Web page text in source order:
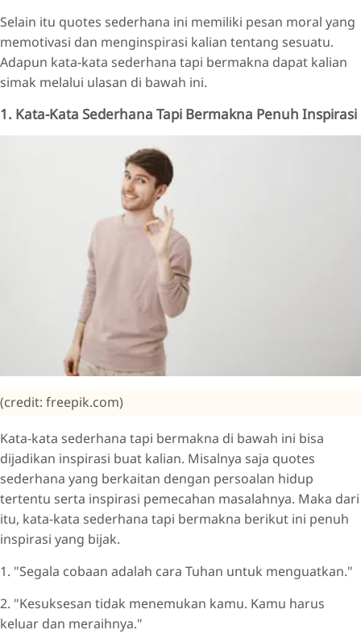
Selain itu quotes sederhana ini memiliki pesan moral yang
memotivasi dan menginspirasi kalian tentang sesuatu.
Adapun kata-kata sederhana tapi bermakna dapat kalian
simak melalui ulasan di bawah ini.
1. Kata-Kata Sederhana Tapi Bermakna Penuh Inspirasi
(credit: freepik.com)
Kata-kata sederhana tapi bermakna di bawah ini bisa
dijadikan inspirasi buat kalian. Misalnya saja quotes
sederhana yang berkaitan dengan persoalan hidup
tertentu serta inspirasi pemecahan masalahnya. Maka dari
itu, kata-kata sederhana tapi bermakna berikut ini penuh
inspirasi yang bijak.
1. "Segala cobaan adalah cara Tuhan untuk menguatkan."
2. "Kesuksesan tidak menemukan kamu. Kamu harus
keluar dan meraihnya."